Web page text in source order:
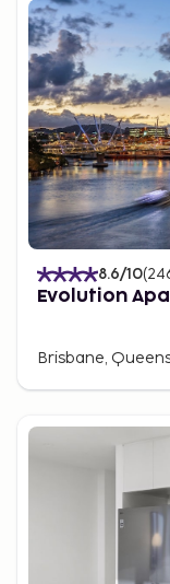
8.6/10(
Evolution
Brisbane,